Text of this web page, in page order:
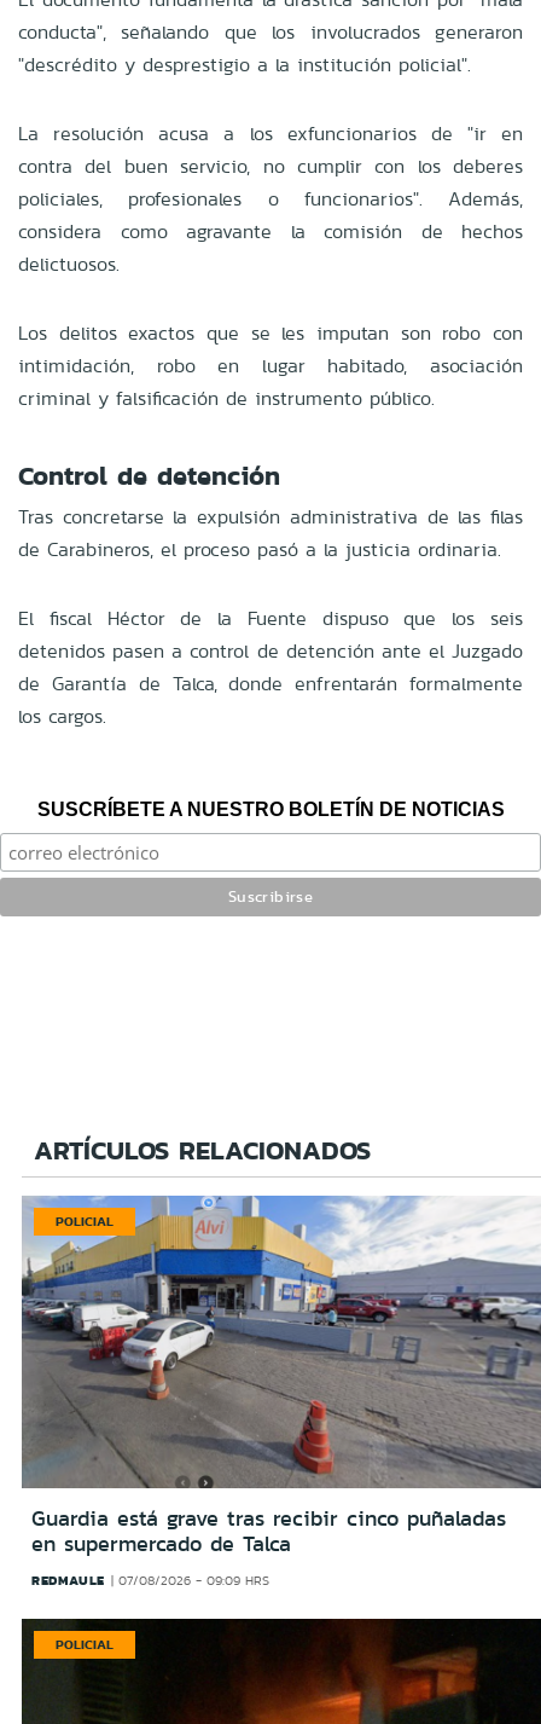
conducta", señalando que los involucrados generaron
"descrédito y desprestigio a la institución policial".
La resolución acusa a los exfuncionarios de "ir en
contra del buen servicio, no cumplir con los deberes
policiales, profesionales o funcionarios". Además,
considera como agravante la comisión de hechos
delictuosos.
Los delitos exactos que se les imputan son robo con
intimidación, robo en lugar habitado, asociación
criminal y falsificación de instrumento público.
Control de detención
Tras concretarse la expulsión administrativa de las filas
de Carabineros, el proceso pasó a la justicia ordinaria.
El fiscal Héctor de la Fuente dispuso que los seis
detenidos pasen a control de detención ante el Juzgado
de Garantía de Talca, donde enfrentarán formalmente
los cargos.
SUSCRÍBETE A NUESTRO BOLETÍN DE NOTICIAS
ARTÍCULOS RELACIONADOS
POLICIAL
Guardia está grave tras recibir cinco puñaladas
en supermercado de Talca
REDMAULE 07/08/2026 - 09:09 HRS
POLICIAL